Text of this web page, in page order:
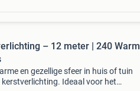
– 12 meter | 240 Warm
en gezellige sfeer in huis of tuin
kerstverlichting. Ideaal voor het